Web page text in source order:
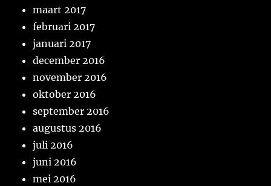
maart 2017
februari 2017
januari 2017
december 2016
november 2016
oktober 2016
september 2016
augustus 2016
juli 2016
juni 2016
mei 2016